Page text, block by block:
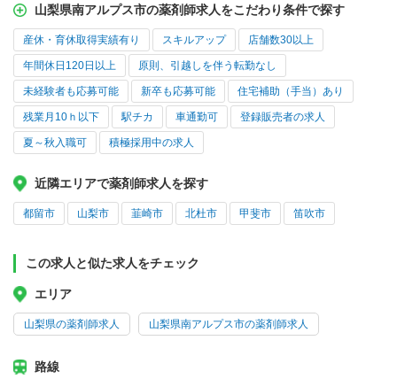
山梨県南アルプス市の薬剤師求人をこだわり条件で探す
産休・育休取得実績有り スキルアップ 店舗数30以上
年間休日120日以上 原則、引越しを伴う転勤なし
未経験者も応募可能 新卒も応募可能 住宅補助（手当）あり
残業月10ｈ以下 駅チカ 車通勤可 登録販売者の求人
夏～秋入職可 積極採用中の求人
近隣エリアで薬剤師求人を探す
都留市 山梨市 韮崎市 北杜市 甲斐市 笛吹市
この求人と似た求人をチェック
エリア
山梨県の薬剤師求人 山梨県南アルプス市の薬剤師求人
路線